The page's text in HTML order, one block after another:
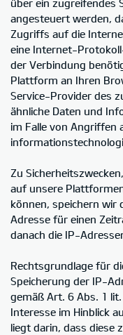
über ein zugreifendes
angesteuert werden,
Zugriffs auf die
eine Internet-
der Verbindung
Plattform an Ihren
Service-Provider des
ähnliche Daten und
im Falle von Angriffen
Zu
auf unsere
können, speichern wir
Adresse für einen
danach die IP-
Rechtsgrundlage für
Speicherung der IP-
gemäß Art. 6 Abs. 1
Interesse im Hinblick
liegt darin, dass diese